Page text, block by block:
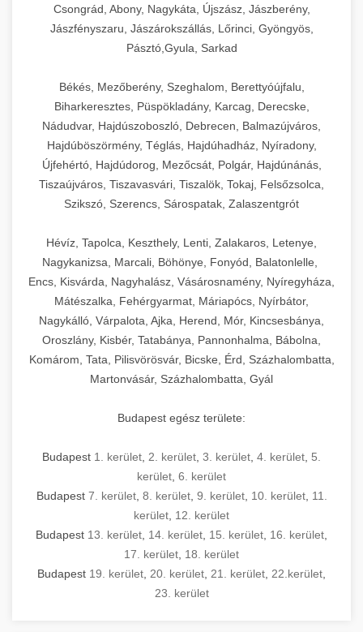
chef-iparikonyhagepek.hu
kereskedelmi konyhai megoldások
Csongrád, Abony, Nagykáta, Újszász, Jászberény,
Jászfényszaru, Jászárokszállás, Lőrinci, Gyöngyös,
Pásztó,Gyula, Sarkad
Békés, Mezőberény, Szeghalom, Berettyóújfalu,
Biharkeresztes, Püspökladány, Karcag, Derecske,
Nádudvar, Hajdúszoboszló, Debrecen, Balmazújváros,
Hajdúböszörmény, Téglás, Hajdúhadház, Nyíradony,
Újfehértó, Hajdúdorog, Mezőcsát, Polgár, Hajdúnánás,
Tiszaújváros, Tiszavasvári, Tiszalök, Tokaj, Felsőzsolca,
Szikszó, Szerencs, Sárospatak, Zalaszentgrót
Hévíz, Tapolca, Keszthely, Lenti, Zalakaros, Letenye,
Nagykanizsa, Marcali, Böhönye, Fonyód, Balatonlelle,
Encs, Kisvárda, Nagyhalász, Vásárosnamény, Nyíregyháza,
Mátészalka, Fehérgyarmat, Máriapócs, Nyírbátor,
Nagykálló, Várpalota, Ajka, Herend, Mór, Kincsesbánya,
Oroszlány, Kisbér, Tatabánya, Pannonhalma, Bábolna,
Komárom, Tata, Pilisvörösvár, Bicske, Érd, Százhalombatta,
Martonvásár, Százhalombatta, Gyál
Budapest egész területe:
Budapest 1. kerület 2. kerület 3. kerület 4. kerület 5.
kerület 6. kerület
Budapest 7. kerület, 8. kerület, 9. kerület, 10. kerület, 11.
kerület 12. kerület
Budapest 13. kerület 14. kerület 15. kerület 16. kerület
17. kerület 18. kerület
Budapest 19. kerület 20. kerület 21. kerület 22.kerület
23. kerület